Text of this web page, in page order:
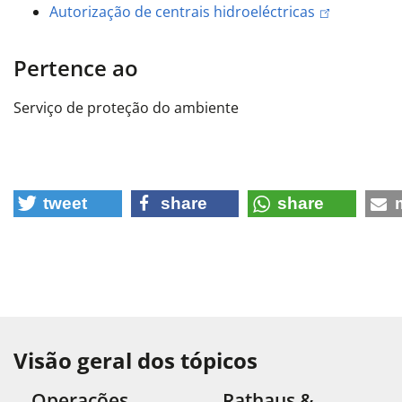
Autorização de centrais hidroeléctricas
Pertence ao
Serviço de proteção do ambiente
tweet share share
Visão geral dos tópicos